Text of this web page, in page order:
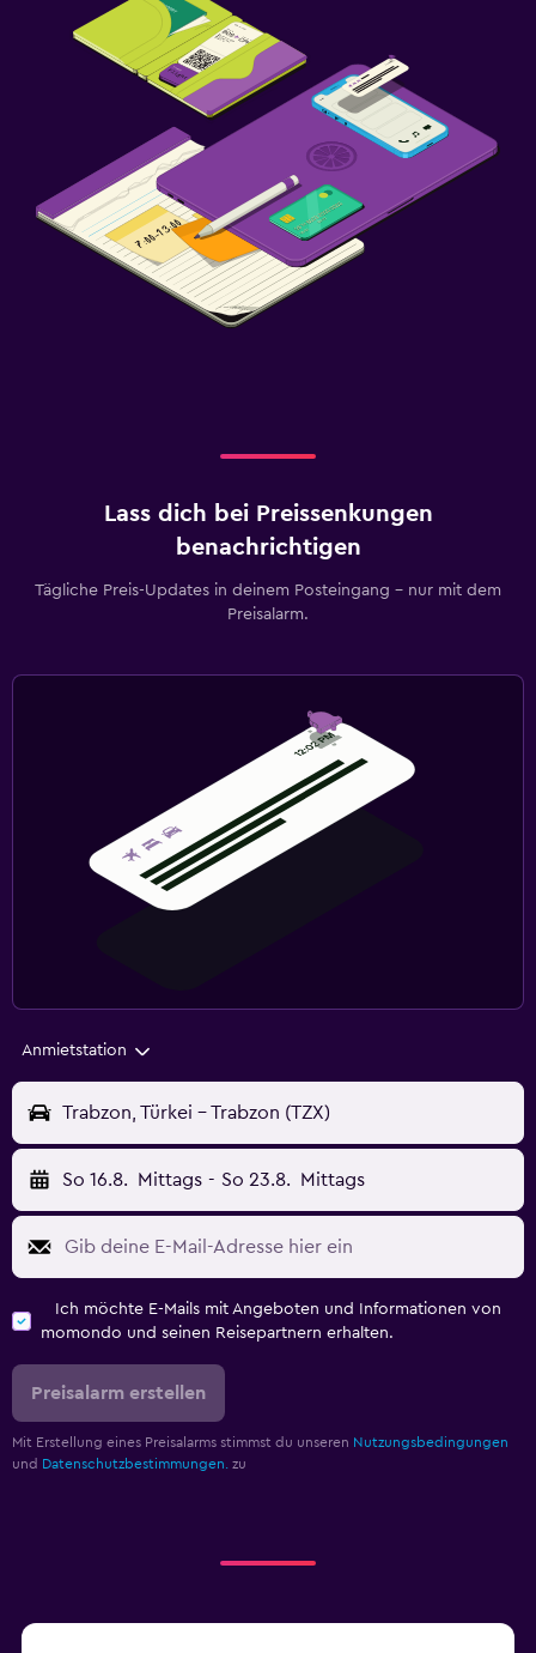
Lass dich bei Preissenkungen
benachrichtigen
Tägliche Preis-Updates in deinem Posteingang – nur mit dem
Preisalarm.
Anmietstation
Trabzon, Türkei - Trabzon (TZX)
So 16.8. Mittags - So 23.8. Mittags
Ich möchte E-Mails mit Angeboten und Informationen von
momondo und seinen Reisepartnern erhalten.
Preisalarm erstellen
Mit Erstellung eines Preisalarms stimmst du unseren Nutzungsbedingungen
und Datenschutzbestimmungen. zu